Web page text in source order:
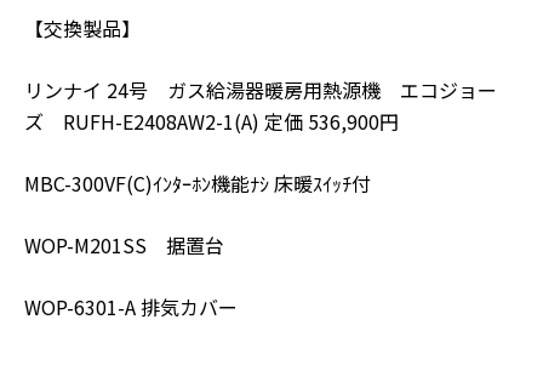
【交換製品】
リンナイ 24号 ガス給湯器暖房用熱源機 エコジョー
ズ RUFH-E2408AW2-1(A) 定価 536,900円
MBC-300VF(C)ｲﾝﾀｰﾎﾝ機能ﾅｼ 床暖ｽｲｯﾁ付
WOP-M201SS 据置台
WOP-6301-A 排気カバー